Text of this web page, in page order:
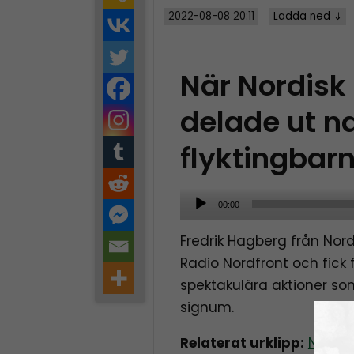
2022-08-08 20:11
Ladda ned ⇓
När
delade ut
d
i
o
P
00:00
Fredrik Hagberg från
Radio Nordfront och fick
spektakulära aktioner
signum.
Relaterat urklipp: